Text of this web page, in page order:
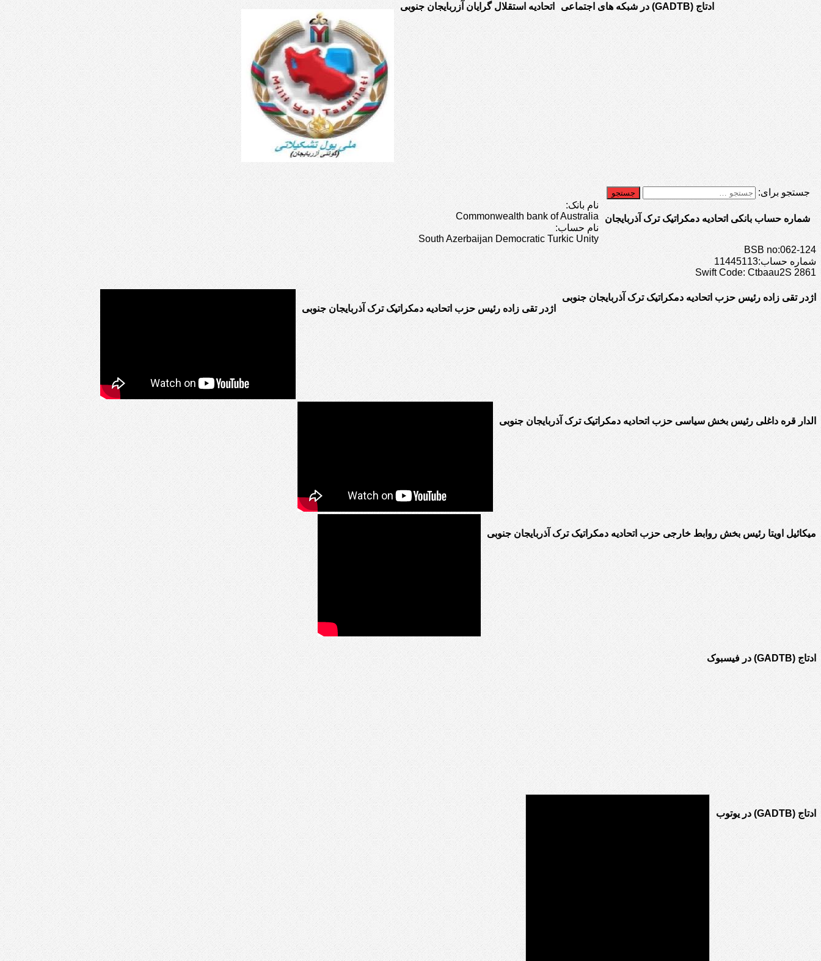
ادتاج (GADTB) در شبکه های اجتماعی اتحادیه استقلال گرایان آزربایجان جنوبی
جستجو برای:
شماره حساب بانکی اتحادیه دمکراتیک ترک آذربایجان
نام بانک:
Commonwealth bank of Australia
نام حساب:
South Azerbaijan Democratic Turkic Unity
BSB no:062-124
شماره حساب:11445113
Swift Code: Ctbaau2S 2861
اژدر تقی زاده رئیس حزب اتحادیه دمکراتیک ترک آذربایجان جنوبی
اژدر تقی زاده رئیس حزب اتحادیه دمکراتیک ترک آذربایجان جنوبی
الدار قره داغلی رئیس بخش سیاسی حزب اتحادیه دمکراتیک ترک آذربایجان جنوبی
میکائیل اویتا رئیس بخش روابط خارجی حزب اتحادیه دمکراتیک ترک آذربایجان جنوبی
ادتاج (GADTB) در فیسبوک
ادتاج (GADTB) در یوتوب